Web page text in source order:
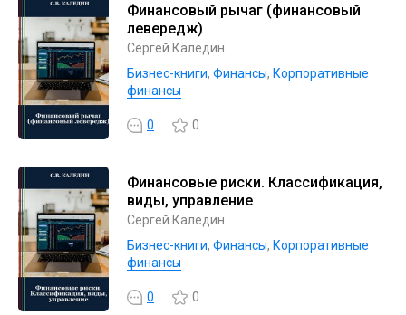
Финансовый рычаг (финансовый
левередж)
Сергей Каледин
Бизнес-книги, Финансы, Корпоративные
финансы
0 0
Финансовые риски. Классификация,
виды, управление
Сергей Каледин
Бизнес-книги, Финансы, Корпоративные
финансы
0 0